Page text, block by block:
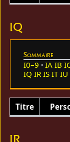
IQ
Sommaire
I0–9 IA IB
IQ IR IS IT IU
Titre
IR